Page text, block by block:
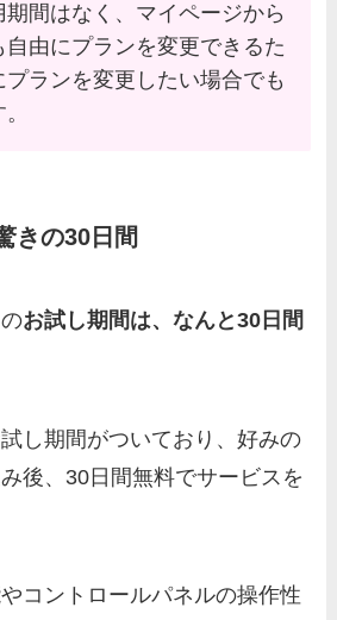
期間はなく、マイページから
自由にプランを変更できるた
プランを変更したい場合でも
きの30日間
お試し期間は、なんと30日間
し期間がついており、好みの
後、30日間無料でサービスを
コントロールパネルの操作性